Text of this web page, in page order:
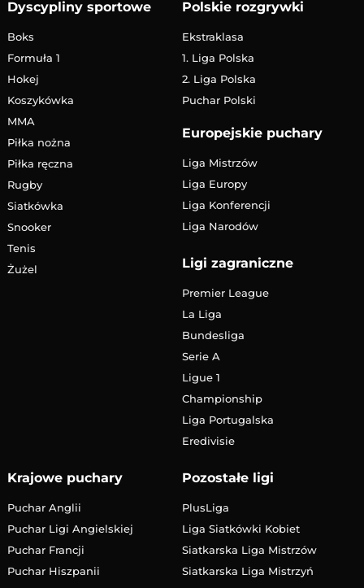
Dyscypliny sportowe
Boks
Formuła 1
Hokej
Koszykówka
MMA
Piłka nożna
Piłka ręczna
Rugby
Siatkówka
Snooker
Tenis
Żużel
Polskie rozgrywki
Ekstraklasa
1. Liga Polska
2. Liga Polska
Puchar Polski
Europejskie puchary
Liga Mistrzów
Liga Europy
Liga Konferencji
Liga Narodów
Ligi zagraniczne
Premier League
La Liga
Bundesliga
Serie A
Ligue 1
Championship
Liga Portugalska
Eredivisie
Krajowe puchary
Puchar Anglii
Puchar Ligi Angielskiej
Puchar Francji
Puchar Hiszpanii
Pozostałe ligi
PlusLiga
Liga Siatkówki Kobiet
Siatkarska Liga Mistrzów
Siatkarska Liga Mistrzyń